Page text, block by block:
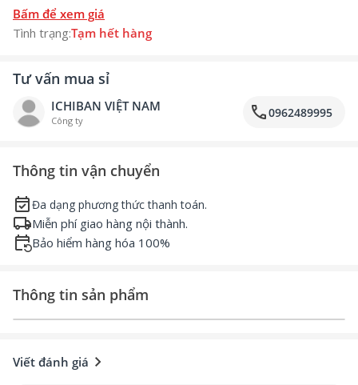
Bấm để xem giá
Tình trạng:Tạm hết hàng
Tư vấn mua sỉ
ICHIBAN VIỆT NAM
Công ty call0962489995
Thông tin vận chuyển
event_availableĐa dạng phương thức thanh toán.
local_shippingMiễn phí giao hàng nội thành.
event_repeatBảo hiểm hàng hóa 100%
Thông tin sản phẩm
Viết đánh giá chevron_right